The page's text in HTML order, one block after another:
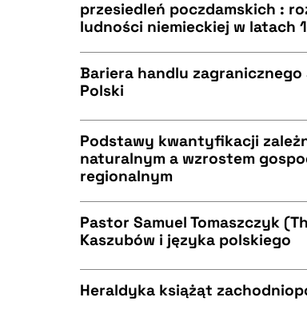
BIBTEX
CZYSTY TEKST
BIBTEX
przesiedleń poczdamskich :
ludności niemieckiej w latach
BIBTEX
Bariera handlu
Polski
CZYSTY TEKST
BIBTEX
Podstawy kwantyfikacji
naturalnym a wzrostem
regionalnym
Pastor Samuel Tomaszczyk
Kaszubów i języka polskiego
Heraldyka książąt